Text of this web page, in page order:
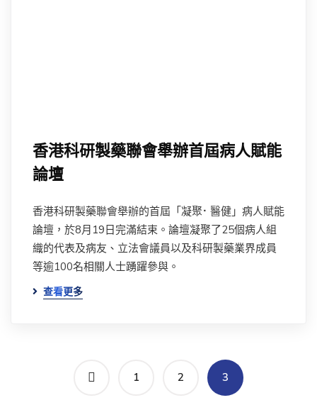
香港科研製藥聯會舉辦首屆病人賦能
論壇
香港科研製藥聯會舉辦的首屆「凝聚⠂醫健」病人賦能
論壇，於8月19日完滿結束。論壇凝聚了25個病人組
織的代表及病友、立法會議員以及科研製藥業界成員
等逾100名相關人士踴躍參與。
查看更多
1 2 3